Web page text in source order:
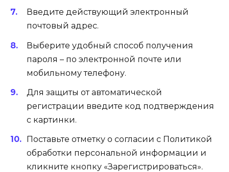
Введите действующий электронный
почтовый адрес.
Выберите удобный способ получения
пароля – по электронной почте или
мобильному телефону.
Для защиты от автоматической
регистрации введите код подтверждения
с картинки.
Поставьте отметку о согласии с Политикой
обработки персональной информации и
кликните кнопку «Зарегистрироваться».